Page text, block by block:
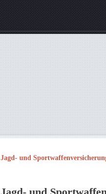
Jagd- und